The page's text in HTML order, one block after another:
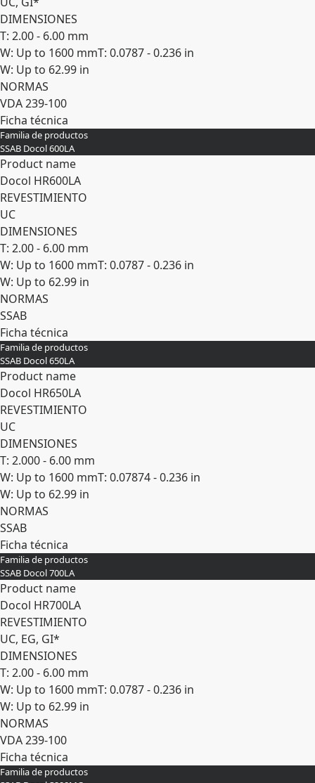
DIMENSIONES
T: 2.00 - 6.00 mm
W: Up to 1600 mmT: 0.0787 - 0.236 in
W: Up to 62.99 in
NORMAS
VDA 239-100
Ficha técnica
Expandir
Familia de productos
SSAB Docol 600LA
Product name
Docol HR​600LA
REVESTIMIENTO
UC
DIMENSIONES
T: 2.00 - 6.00 mm
W: Up to 1600 mmT: 0.0787 - 0.236 in
W: Up to 62.99 in
NORMAS
SSAB
Ficha técnica
Expandir
Familia de productos
SSAB Docol 650LA
Product name
Docol HR​650LA
REVESTIMIENTO
UC
DIMENSIONES
T: 2.000 - 6.00 mm
W: Up to 1600 mmT: 0.07874 - 0.236 in
W: Up to 62.99 in
NORMAS
SSAB
Ficha técnica
Expandir
Familia de productos
SSAB Docol 700LA
Product name
Docol HR​700LA
REVESTIMIENTO
UC, EG, GI*
DIMENSIONES
T: 2.00 - 6.00 mm
W: Up to 1600 mmT: 0.0787 - 0.236 in
W: Up to 62.99 in
NORMAS
VDA 239-100
Ficha técnica
Expandir
Familia de productos